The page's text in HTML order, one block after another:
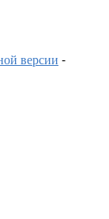
версии -